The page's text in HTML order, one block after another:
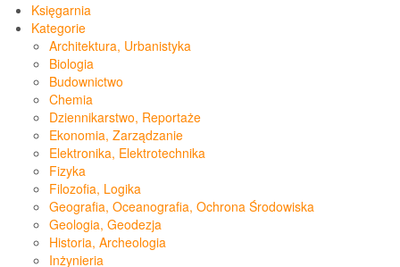
Księgarnia
Kategorie
Architektura, Urbanistyka
Biologia
Budownictwo
Chemia
Dziennikarstwo, Reportaże
Ekonomia, Zarządzanie
Elektronika, Elektrotechnika
Fizyka
Filozofia, Logika
Geografia, Oceanografia, Ochrona Środowiska
Geologia, Geodezja
Historia, Archeologia
Inżynieria